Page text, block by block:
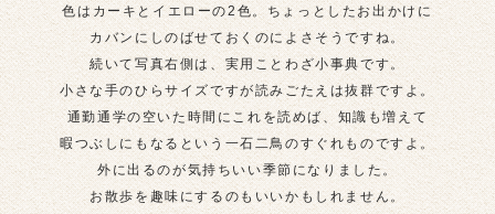
色はカーキとイエローの2色。ちょっとしたお出かけに
カバンにしのばせておくのによさそうですね。
続いて写真右側は、実用ことわざ小事典です。
小さな手のひらサイズですが読みごたえは抜群ですよ。
通勤通学の空いた時間にこれを読めば、知識も増えて
暇つぶしにもなるという一石二鳥のすぐれものですよ。
外に出るのが気持ちいい季節になりました。
お散歩を趣味にするのもいいかもしれません。